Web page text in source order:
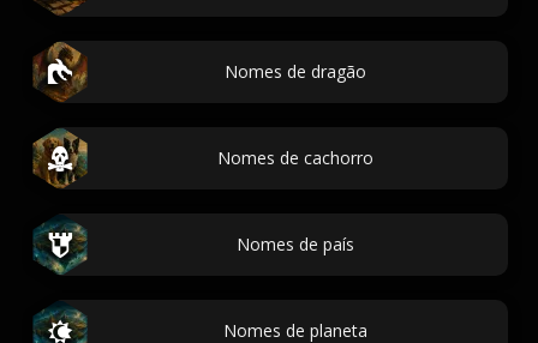
Nomes de dragão
Nomes de cachorro
Nomes de país
Nomes de planeta